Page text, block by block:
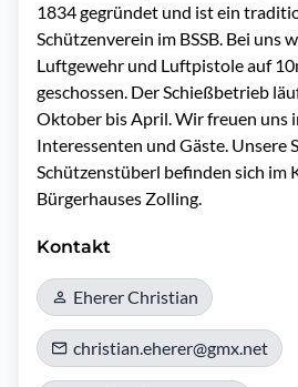
1834 gegründet und ist ein
Schützenverein im BSSB. Bei uns
Luftgewehr und Luftpistole auf
geschossen. Der Schießbetrieb
Oktober bis April. Wir freuen uns
Interessenten und Gäste. Unsere
Schützenstüberl befinden sich im
Bürgerhauses Zolling.
Kontakt
Eherer Christian
christian.eherer@gmx.net